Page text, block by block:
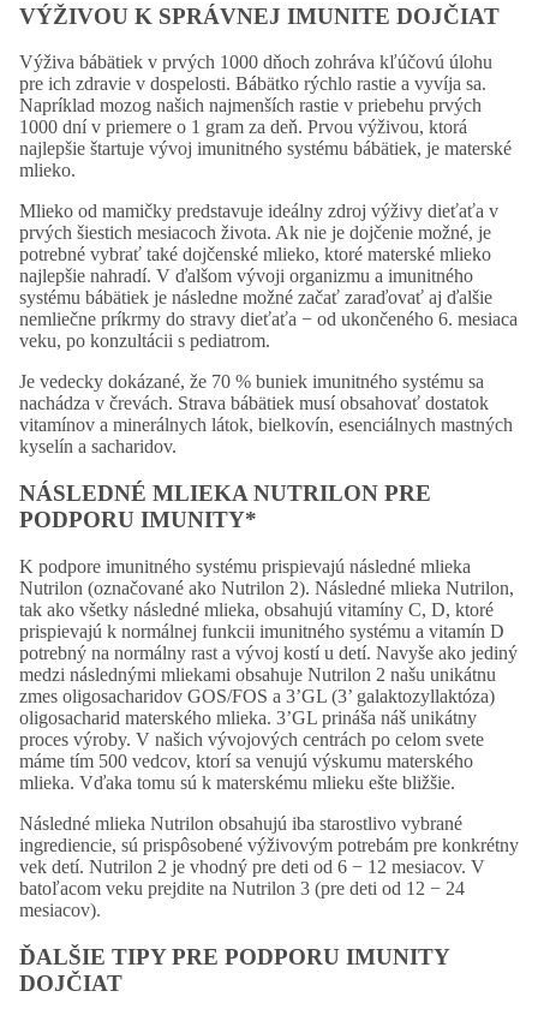
VÝŽIVOU K SPRÁVNEJ IMUNITE DOJČIAT
Výživa bábätiek v prvých 1000 dňoch zohráva kľúčovú úlohu
pre ich zdravie v dospelosti. Bábätko rýchlo rastie a vyvíja sa.
Napríklad mozog našich najmenších rastie v priebehu prvých
1000 dní v priemere o 1 gram za deň. Prvou výživou, ktorá
najlepšie štartuje vývoj imunitného systému bábätiek, je materské
mlieko.
Mlieko od mamičky predstavuje ideálny zdroj výživy dieťaťa v
prvých šiestich mesiacoch života. Ak nie je dojčenie možné, je
potrebné vybrať také dojčenské mlieko, ktoré materské mlieko
najlepšie nahradí. V ďalšom vývoji organizmu a imunitného
systému bábätiek je následne možné začať zaraďovať aj ďalšie
nemliečne príkrmy do stravy dieťaťa − od ukončeného 6. mesiaca
veku, po konzultácii s pediatrom.
Je vedecky dokázané, že 70 % buniek imunitného systému sa
nachádza v črevách. Strava bábätiek musí obsahovať dostatok
vitamínov a minerálnych látok, bielkovín, esenciálnych mastných
kyselín a sacharidov.
NÁSLEDNÉ MLIEKA NUTRILON PRE
PODPORU IMUNITY*
K podpore imunitného systému prispievajú následné mlieka
Nutrilon (označované ako Nutrilon 2). Následné mlieka Nutrilon,
tak ako všetky následné mlieka, obsahujú vitamíny C, D, ktoré
prispievajú k normálnej funkcii imunitného systému a vitamín D
potrebný na normálny rast a vývoj kostí u detí. Navyše ako jediný
medzi následnými mliekami obsahuje Nutrilon 2 našu unikátnu
zmes oligosacharidov GOS/FOS a 3’GL (3’ galaktozyllaktóza)
oligosacharid materského mlieka. 3’GL prináša náš unikátny
proces výroby. V našich vývojových centrách po celom svete
máme tím 500 vedcov, ktorí sa venujú výskumu materského
mlieka. Vďaka tomu sú k materskému mlieku ešte bližšie.
Následné mlieka Nutrilon obsahujú iba starostlivo vybrané
ingrediencie, sú prispôsobené výživovým potrebám pre konkrétny
vek detí. Nutrilon 2 je vhodný pre deti od 6 − 12 mesiacov. V
batoľacom veku prejdite na Nutrilon 3 (pre deti od 12 − 24
mesiacov).
ĎALŠIE TIPY PRE PODPORU IMUNITY
DOJČIAT